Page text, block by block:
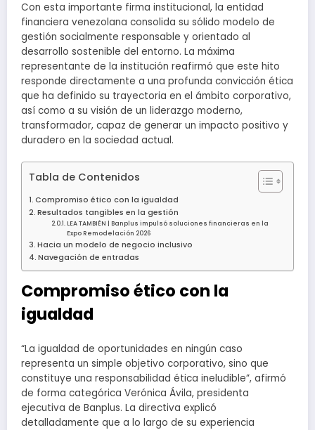
Con esta importante firma institucional, la entidad
financiera venezolana consolida su sólido modelo de
gestión socialmente responsable y orientado al
desarrollo sostenible del entorno. La máxima
representante de la institución reafirmó que este hito
responde directamente a una profunda convicción ética
que ha definido su trayectoria en el ámbito corporativo,
así como a su visión de un liderazgo moderno,
transformador, capaz de generar un impacto positivo y
duradero en la sociedad actual.
Tabla de Contenidos
Compromiso ético con la igualdad
Resultados tangibles en la gestión
LEA TAMBIÉN | Banplus impulsó soluciones financieras en la
Expo Remodelación 2026
Hacia un modelo de negocio inclusivo
Navegación de entradas
Compromiso ético con la
igualdad
“La igualdad de oportunidades en ningún caso
representa un simple objetivo corporativo, sino que
constituye una responsabilidad ética ineludible”, afirmó
de forma categórica Verónica Ávila, presidenta
ejecutiva de Banplus. La directiva explicó
detalladamente que a lo largo de su experiencia